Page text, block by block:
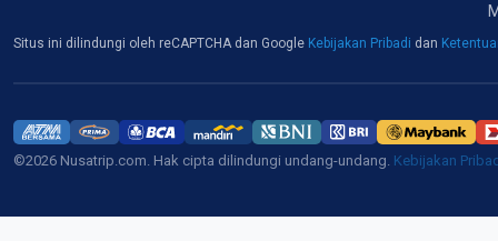
Situs ini dilindungi oleh reCAPTCHA dan Google Kebijakan Pribadi dan
©2026 Nusatrip.com. Hak cipta dilindungi undang-undang. Kebijakan